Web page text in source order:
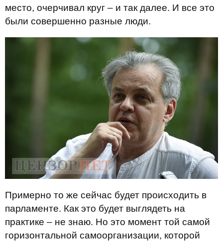
место, очерчивал круг – и так далее. И все это
были совершенно разные люди.
Примерно то же сейчас будет происходить в
парламенте. Как это будет выглядеть на
практике – не знаю. Но это момент той самой
горизонтальной самоорганизации, которой